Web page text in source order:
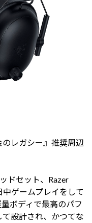
のレガシー』推奨周辺
ドセット、Razer
中ゲームプレイをして
ボディで最高のパフ
設計され、かつてな